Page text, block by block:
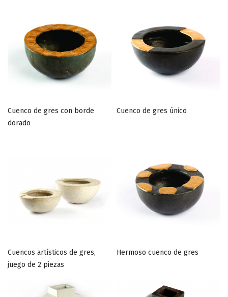
Cuenco de gres con borde
dorado
Cuenco de gres único
Cuencos artísticos de gres,
juego de 2 piezas
Hermoso cuenco de gres